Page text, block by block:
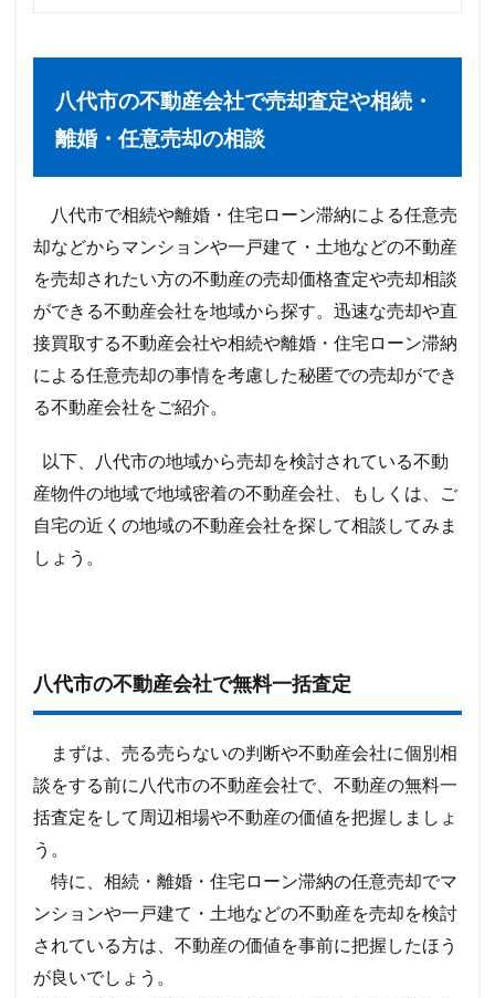
八代市の不動産会社で売却査定や相続・
離婚・任意売却の相談
八代市で相続や離婚・住宅ローン滞納による任意売
却などからマンションや一戸建て・土地などの不動産
を売却されたい方の不動産の売却価格査定や売却相談
ができる不動産会社を地域から探す。迅速な売却や直
接買取する不動産会社や相続や離婚・住宅ローン滞納
による任意売却の事情を考慮した秘匿での売却ができ
る不動産会社をご紹介。
以下、八代市の地域から売却を検討されている不動
産物件の地域で地域密着の不動産会社、もしくは、ご
自宅の近くの地域の不動産会社を探して相談してみま
しょう。
八代市の不動産会社で無料一括査定
まずは、売る売らないの判断や不動産会社に個別相
談をする前に八代市の不動産会社で、不動産の無料一
括査定をして周辺相場や不動産の価値を把握しましょ
う。
特に、相続・離婚・住宅ローン滞納の任意売却でマ
ンションや一戸建て・土地などの不動産を売却を検討
されている方は、不動産の価値を事前に把握したほう
が良いでしょう。